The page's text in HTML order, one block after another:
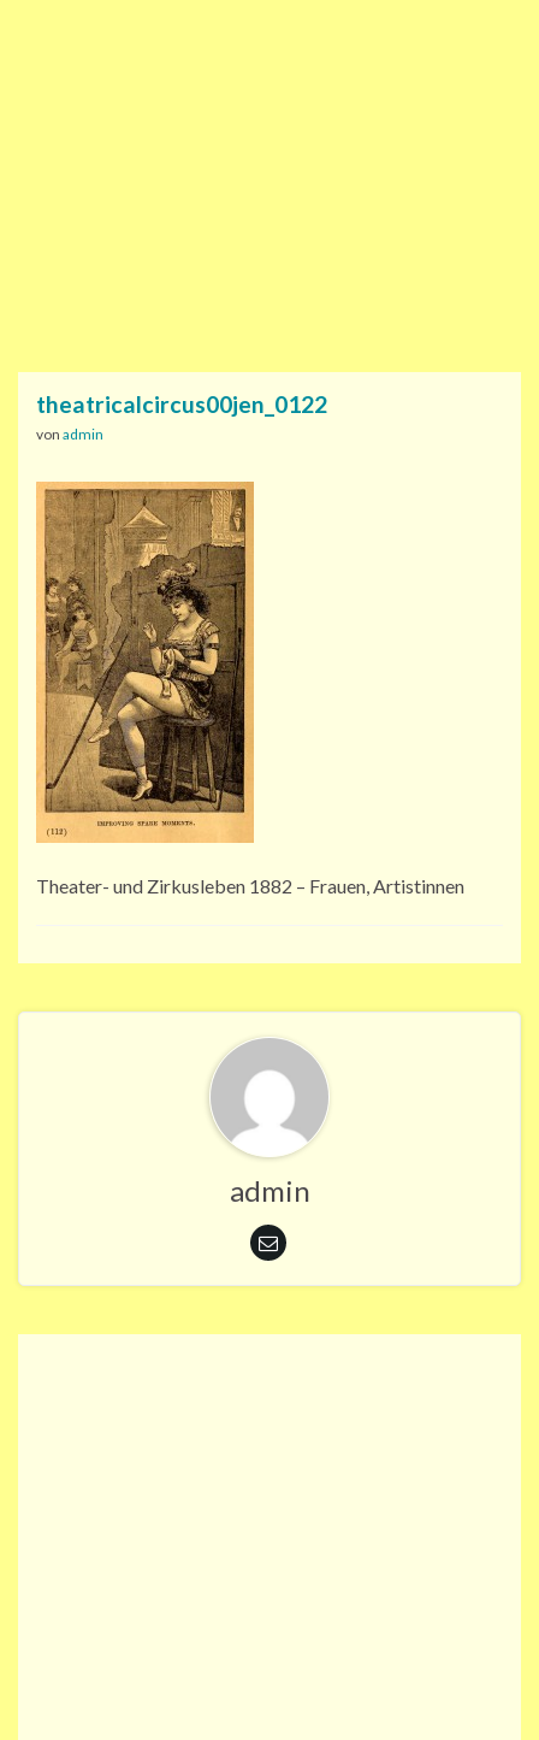
theatricalcircus00jen_0122
von admin
Theater- und Zirkusleben 1882 – Frauen, Artistinnen
admin